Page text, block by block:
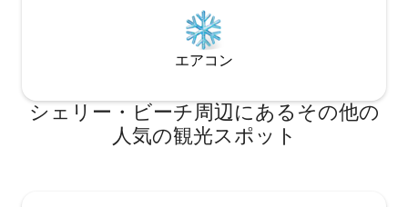
が用意されています ＊ヘアドライヤー、
アイロン＆アイロン台、コーヒーマシン
＊ハイチェアが利用可能で、ご要望に応
じて追加料金でベビーベッドを提供でき
石けん、キッチンの基本アイテム ＊無料
Wi-Fi ＊洗濯機と浴室乾燥機完備 ＊ビーチ
タオルをご用意しております アパート全
体と周辺の庭は貸切でご利用いただけま
エアコン
シェリー・ビーチ⁠周⁠辺⁠に⁠あ⁠るそ⁠の⁠他⁠の
人⁠気⁠の観⁠光⁠ス⁠ポ⁠ッ⁠ト